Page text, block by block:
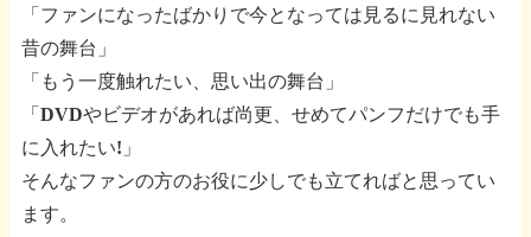
「ファンになったばかりで今となっては見るに見れない
昔の舞台」
「もう一度触れたい、思い出の舞台」
「DVDやビデオがあれば尚更、せめてパンフだけでも手
に入れたい!」
そんなファンの方のお役に少しでも立てればと思ってい
ます。